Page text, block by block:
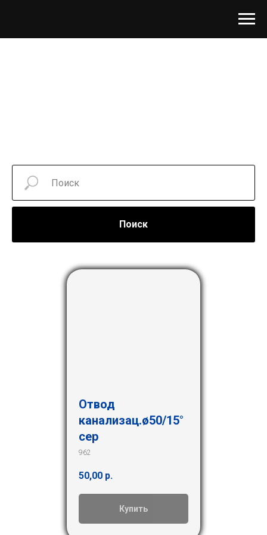
Поиск
Отвод
канализац.ø50/15°
сер
962
50,00 р.
Купить